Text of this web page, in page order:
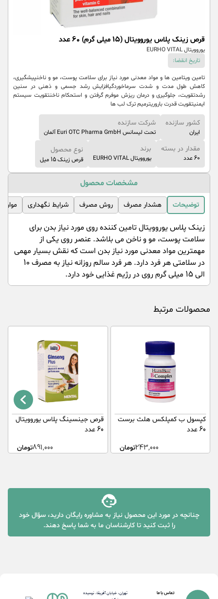
قرص زینک پلاس یوروویتال (15 میلی گرم) 60 عدد
یوروویتال EURHO VITAL
تاریخ انقضا:
تامین ویتامین ها و مواد معدنی مورد نیاز برای سلامت پوست، مو و ناخنپیشگیری،
کاهش طول مدت و شدت سرماخوردگیافزایش رشد جسمی و ذهنی در سنین
رشدتقویت، جلوگیری و درمان ریزش موفرم گرفتن و استحکام ناخنتقویت سیستم
ایمنیتقویت قدرت باروریترمیم ترک لب ها
کشور سازنده
ایران
شرکت سازنده
تحت لیسانس Euri OTC Pharma GmbH آلمان
مقدار در بسته
60 عدد
برند
یوروویتال EURHO VITAL
نوع محصول
قرص زینک 15 میل
مشخصات محصول
توضیحات هشدار مصرف روش مصرف شرایط نگهداری
زینک پلاس یوروویتال تامین کننده روی مورد نیاز بدن برای
سلامت پوست، مو و ناخن می بلاشد. عنصر روی یکی از
مهمترین مواد معدنی مورد نیاز بدن است که نقش بسیار مهمی
در سلامتی هر فرد دارد. هر فرد سالم روزانه نیاز به مصرف 10
الی 15 میلی گرم روی در رژیم غذایی خود دارد.
محصولات مرتبط
کپسول ب کمپلکس هلث برست
60 عدد
243,000تومان
قرص جینسینگ پلاس یوروویتال
60 عدد
891,000تومان
چنانچه در مورد این محصول نیاز به مشاوره رایگان دارید، سؤال خود
را ثبت کنید تا کارشناسان ما به شما پاسخ دهند.
تماس با ما
تهران، خیابان آفریقا، نرسیده